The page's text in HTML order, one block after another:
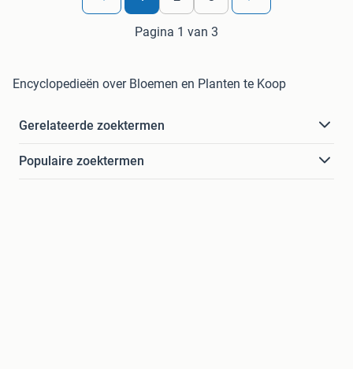
Pagina 1 van 3
Encyclopedieën over Bloemen en Planten te Koop
Gerelateerde zoektermen
Populaire zoektermen